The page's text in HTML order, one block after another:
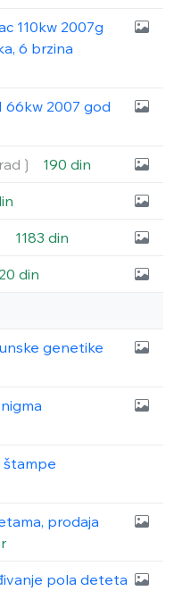
110kw 2007g
6 brzina
66kw 2007 god
190 din
1183 din
din
genetike
štampe
prodaja
pola deteta